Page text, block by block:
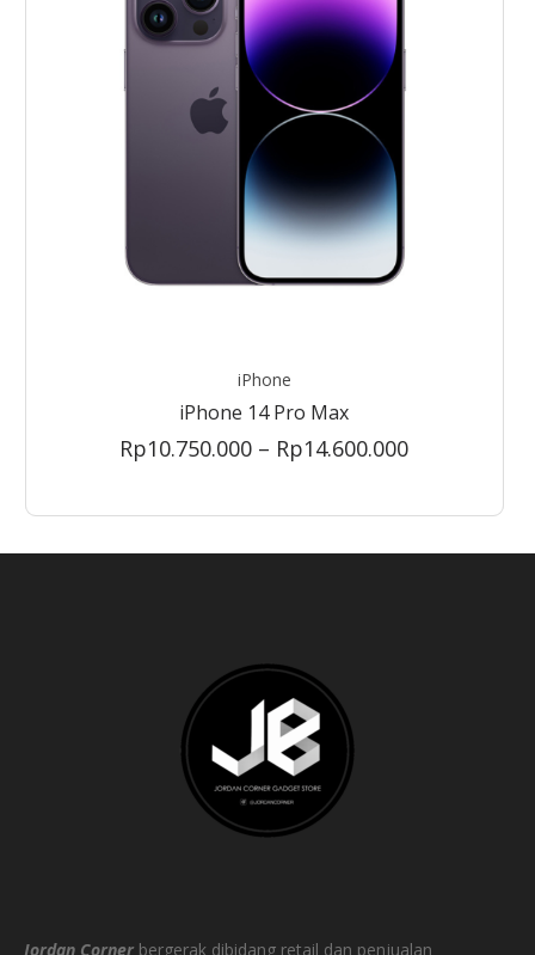
iPhone
iPhone 14 Pro Max
Rp10.750.000 – Rp14.600.000Price
Jordan Corner bergerak dibidang retail dan penjualan